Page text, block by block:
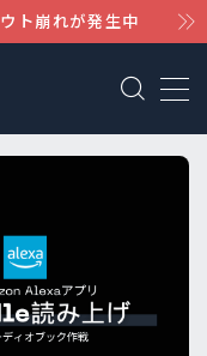
ト崩れが発生中